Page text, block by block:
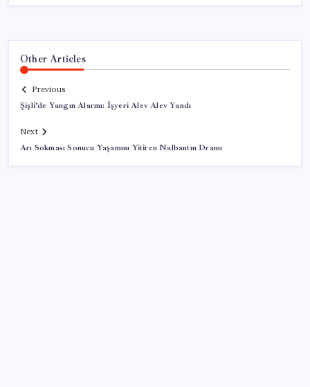
Other Articles
Previous
Şişli’de Yangın Alarmı: İşyeri Alev Alev Yandı
Next
Arı Sokması Sonucu Yaşamını Yitiren Nalbantın Dramı